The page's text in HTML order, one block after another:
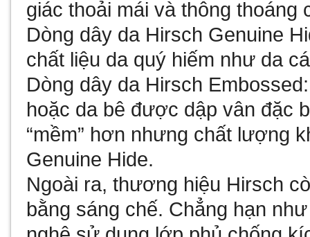
giác thoải mái và thông thoáng
Dòng dây da Hirsch Genuine
chất liệu da quý hiếm như da
Dòng dây da Hirsch
hoặc da bê được dập vân đặc
“mềm” hơn nhưng chất lượng
Genuine Hide.
Ngoài ra, thương hiệu Hirsch
bằng sáng chế. Chẳng hạn